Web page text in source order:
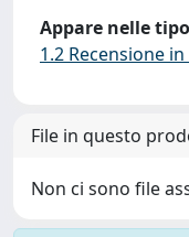
Appare nelle
1.2 Recensione
File in questo
Non ci sono file